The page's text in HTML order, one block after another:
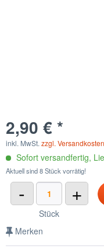
2,90 € *
inkl. MwSt. zzgl. Versandkosten
Sofort versandfertig,
Aktuell sind 8 Stück vorrätig!
- +
Stück
Merken